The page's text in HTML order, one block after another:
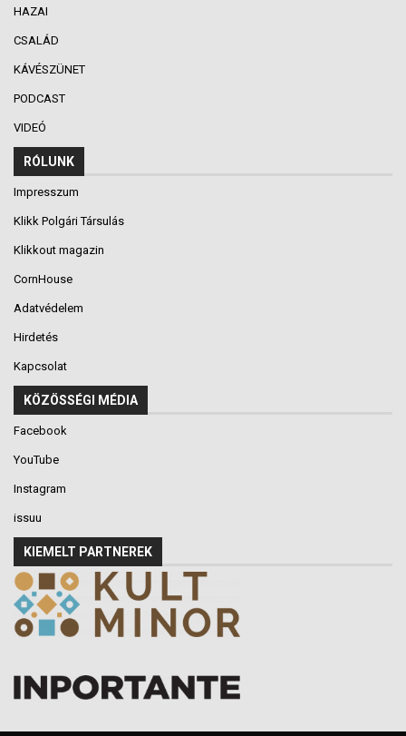
HAZAI
CSALÁD
KÁVÉSZÜNET
PODCAST
VIDEÓ
RÓLUNK
Impresszum
Klikk Polgári Társulás
Klikkout magazin
CornHouse
Adatvédelem
Hirdetés
Kapcsolat
KÖZÖSSÉGI MÉDIA
Facebook
YouTube
Instagram
issuu
KIEMELT PARTNEREK